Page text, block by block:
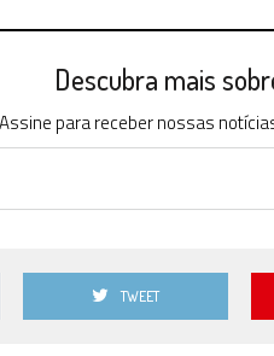
Descubra mais
Assine para receber nossas
TWEET